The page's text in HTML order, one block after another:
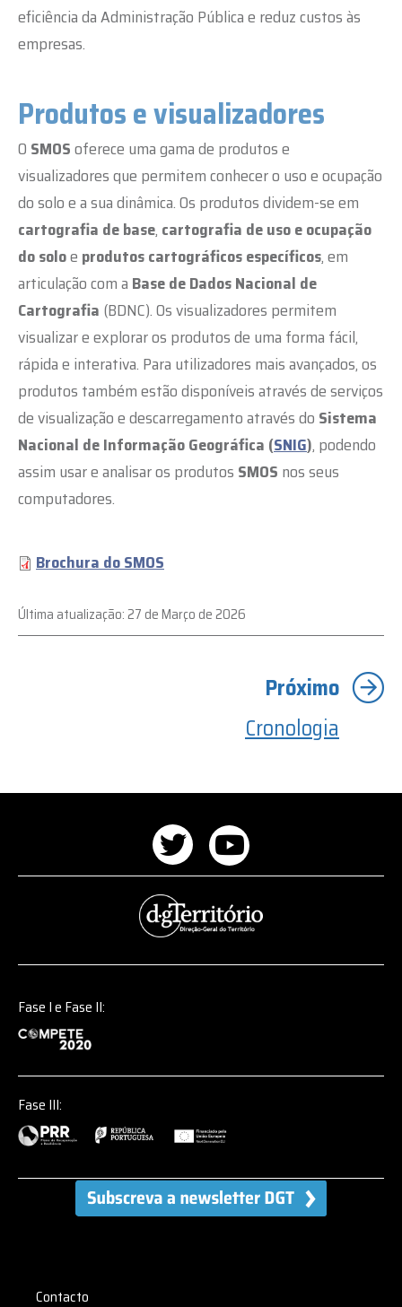
eficiência da Administração Pública e reduz custos às
empresas.
Produtos e visualizadores
O SMOSoferece uma gama de produtos e
visualizadores que permitem conhecer o uso e ocupação
do solo e a sua dinâmica. Os produtos dividem-se em
cartografia debase, cartografia de uso e ocupação
do soloe produtoscartográficosespecíficos, em
articulação com a Base de Dados Nacional de
Cartografia (BDNC). Os visualizadores permitem
visualizar e explorar os produtos de uma forma fácil,
rápida e interativa. Para utilizadores mais avançados, os
produtos também estão disponíveis através de serviços
de visualização e descarregamento através do Sistema
Nacional de Informação Geográfica (SNIG), podendo
assim usar e analisar os produtos SMOS nos seus
computadores.
Brochura do SMOS
Última atualização: 27 de Março de 2026
Cronologia
TwitterYoutube
Fase I e Fase II:
Fase III:
Menu
Contacto